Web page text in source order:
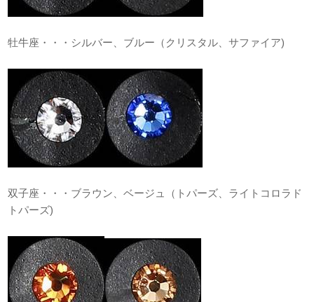
牡牛座・・・シルバー、ブルー（クリスタル、サファイア)
双子座・・・ブラウン、ベージュ（トパーズ、ライトコロラド
トパーズ)